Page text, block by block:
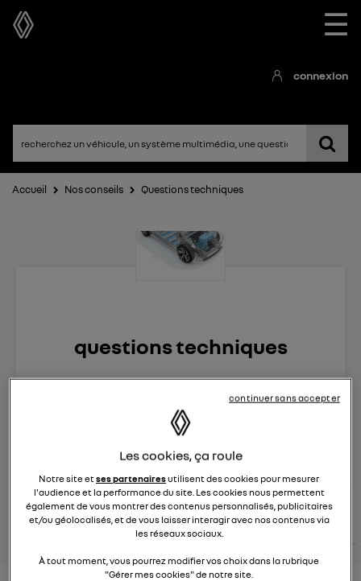
☰
connexion
Accueil Nos conseils Questions techniques
questions techniques
Le29 mars 2024à15:22
Véhicules RENAULT
posez une question
conseils Renault
consultez les
conseils
similaires
voir tous les
conseils
Les cookies, ça roule
Notre site etses partenairesutilisent des cookies pour mesurer
l'audience et la performance du site. Les cookies nous permettent
également de vous montrer des contenus personnalisés, publicitaires
et/ou géolocalisés, et de vous laisser interagir avec nos contenus via
les réseaux sociaux.
À tout moment, vous pourrez modifier vos choix dans la rubrique
"Gérer mes cookies" de notre site.
continuer sans accepter